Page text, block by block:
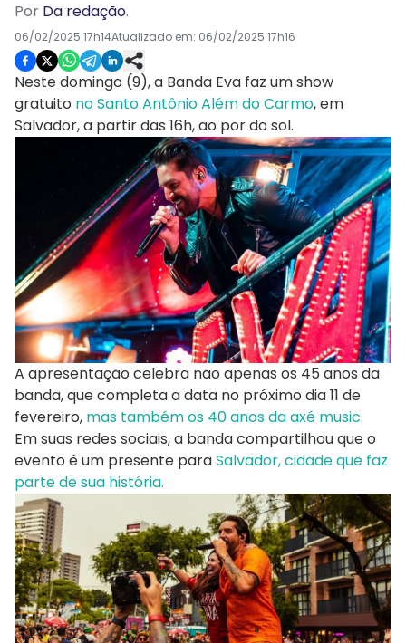
Por Da redação.
06/02/2025 17h14Atualizado em: 06/02/2025 17h16
Neste domingo (9), a Banda Eva faz um show
gratuito no Santo Antônio Além do Carmo, em
Salvador, a partir das 16h, ao por do sol.
A apresentação celebra não apenas os 45 anos da
banda, que completa a data no próximo dia 11 de
fevereiro, mas também os 40 anos da axé music.
Em suas redes sociais, a banda compartilhou que o
evento é um presente paraSalvador, cidade que faz
parte de sua história.